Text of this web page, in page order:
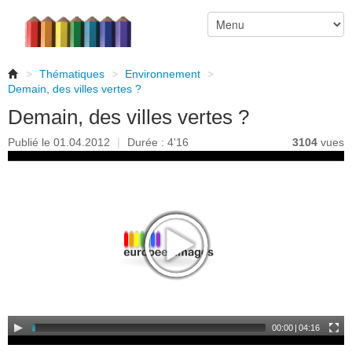
> Thématiques > Environnement
>
Demain, des villes vertes ?
Demain, des villes vertes ?
Publié le 01.04.2012 | Durée : 4'16 3104 vues
00:00 | 04:16